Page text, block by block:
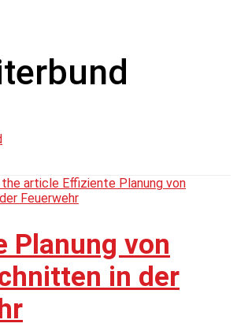
Planung von
in der